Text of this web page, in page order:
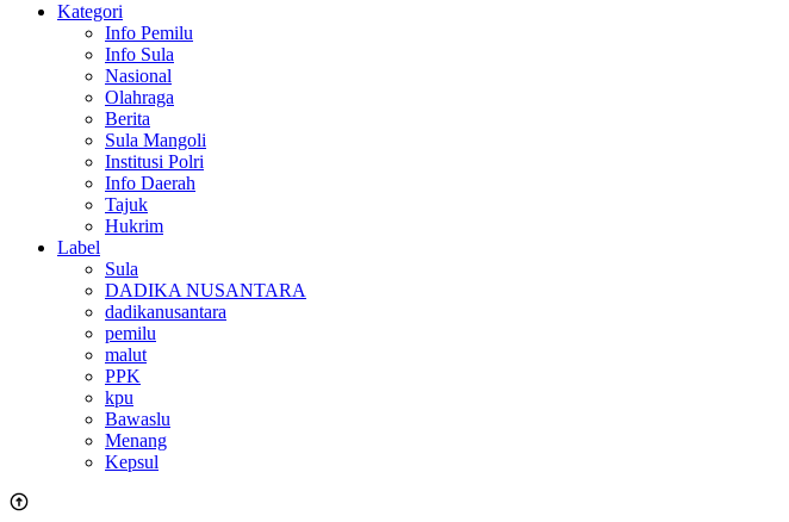
Kategori
Info Pemilu
Info Sula
Nasional
Olahraga
Berita
Sula Mangoli
Institusi Polri
Info Daerah
Tajuk
Hukrim
Label
Sula
DADIKA NUSANTARA
dadikanusantara
pemilu
malut
PPK
kpu
Bawaslu
Menang
Kepsul